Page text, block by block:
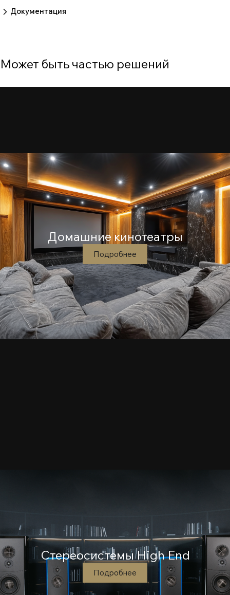
современный набор входов и функций для
Документация
Может быть частью решений
Домашние кинотеатры
Подробнее
Стереосистемы High End
Подробнее